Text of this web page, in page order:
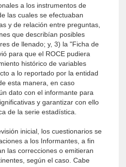
a los instrumentos de
las cuales se efectuaban
y de relación entre preguntas,
que describían posibles
de llenado; y, 3) la "Ficha de
para que el ROCE pudiera
histórico de variables
a lo reportado por la entidad
esta manera, en caso
dato con el informante para
y garantizar con ello
de la serie estadística.
inicial, los cuestionarios se
a los Informantes, a fin
las correcciones o emitieran
según el caso. Cabe